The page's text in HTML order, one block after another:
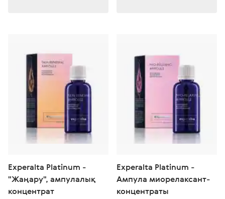
Experalta Platinum -
"Жаңару", ампулалық
концентрат
Experalta Platinum -
Ампула миорелаксант-
концентраты